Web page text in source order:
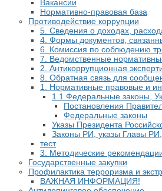
Вакансии
Нормативно-правовая база
Противодействие коррупции
5. Сведения о доходах,
4. Формы документов,
6. Комиссия по соблюдению
7. Ведомственные
2. Антикоррупционная
8. Обратная связь для
1. Нормативные правовые и
1.1 Федеральные законы,
Постановления
Федеральные законы
Указы Президента
Законы РИ, указы Главы
тест
3. Методические
Государственные закупки
Профилактика терроризма и
​ВАЖНАЯ ИНФОРМАЦИЯ!